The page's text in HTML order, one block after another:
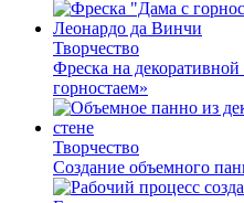
Творчество
Фреска на
горностаем»
Творчество
Создание объемного